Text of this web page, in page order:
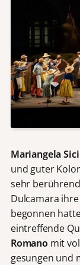
Mariangela
und guter
sehr
Dulcamara
begonnen
eintreffende
Romano mit
gesungen und